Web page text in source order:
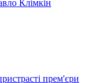
Клімкін
прем'єри